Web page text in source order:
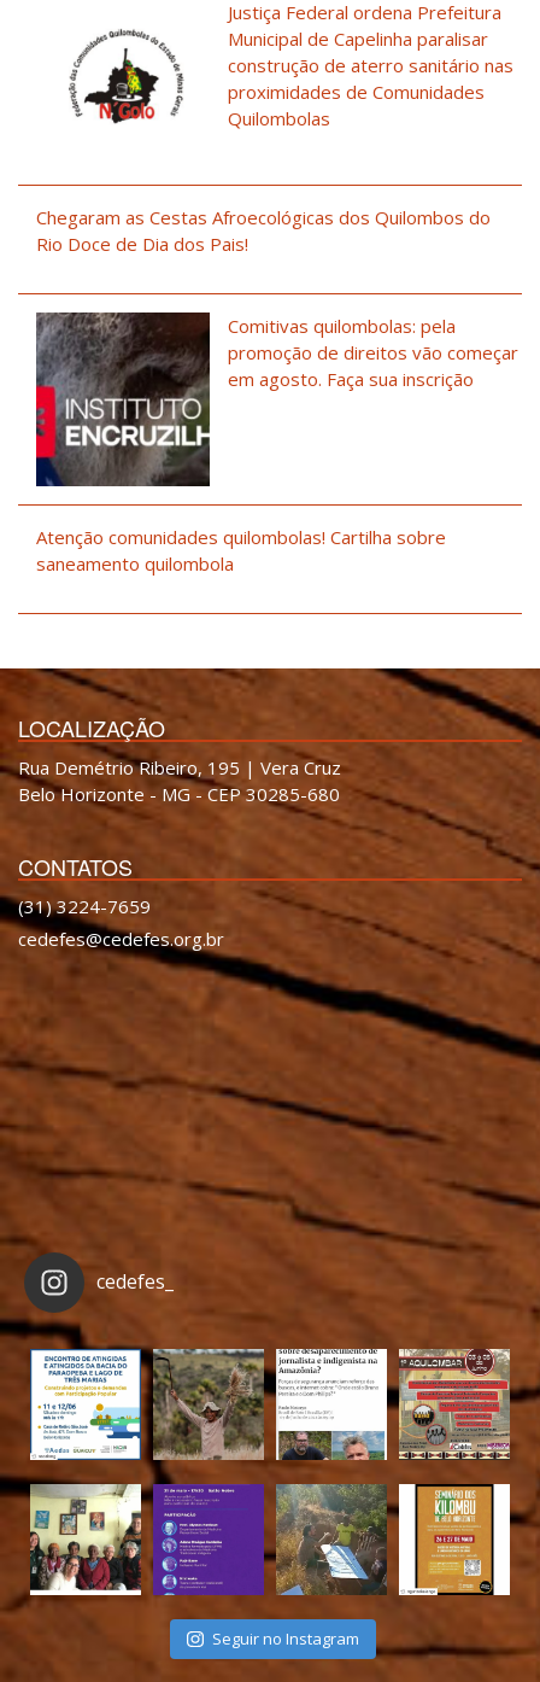
Justiça Federal ordena Prefeitura
Municipal de Capelinha paralisar
construção de aterro sanitário nas
proximidades de Comunidades
Quilombolas
Chegaram as Cestas Afroecológicas dos Quilombos do
Rio Doce de Dia dos Pais!
Comitivas quilombolas: pela
promoção de direitos vão começar
em agosto. Faça sua inscrição
Atenção comunidades quilombolas! Cartilha sobre
saneamento quilombola
LOCALIZAÇÃO
Rua Demétrio Ribeiro, 195 | Vera Cruz
Belo Horizonte - MG - CEP 30285-680
CONTATOS
(31) 3224-7659
cedefes@cedefes.org.br
cedefes_
Seguir no Instagram